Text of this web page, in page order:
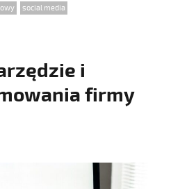
social media
i
firmy